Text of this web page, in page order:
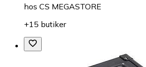
hos CS MEGASTORE
+15 butiker